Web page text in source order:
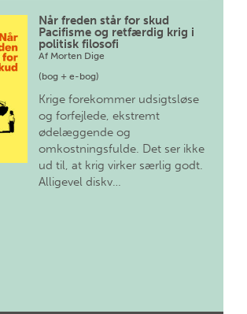
Når freden står for skud
Pacifisme og retfærdig krig i
politisk filosofi
Af Morten Dige
(bog + e-bog)
Krige forekommer udsigtsløse
og forfejlede, ekstremt
ødelæggende og
omkostningsfulde. Det ser ikke
ud til, at krig virker særlig godt.
Alligevel diskv…